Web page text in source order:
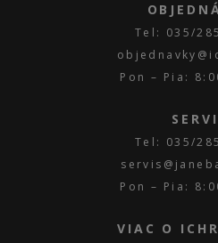
Tel: 035/
Pon – Pia:
Tel: 035/
Pon – Pia:
VIAC O